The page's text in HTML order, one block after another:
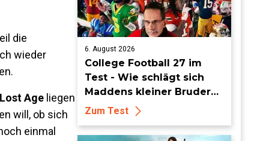
die
wieder
Age liegen
will, ob sich
einmal
6. August 2026
College Football 27 im
Test - Wie schlägt sich
Maddens kleiner Bruder
dieses Jahr?
Zum Test